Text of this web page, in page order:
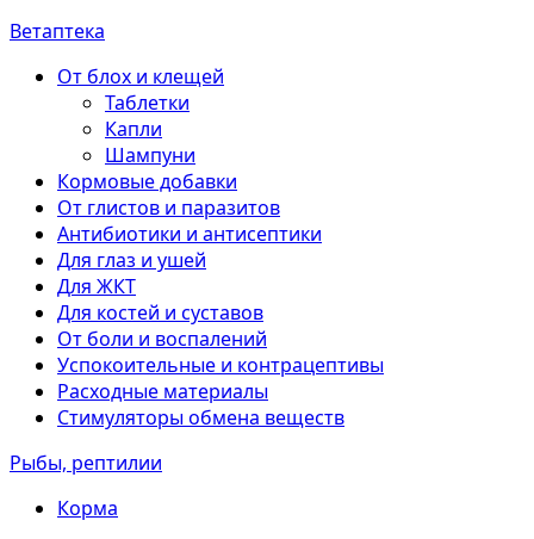
Ветаптека
От блох и клещей
Таблетки
Капли
Шампуни
Кормовые добавки
От глистов и паразитов
Антибиотики и антисептики
Для глаз и ушей
Для ЖКТ
Для костей и суставов
От боли и воспалений
Успокоительные и контрацептивы
Расходные материалы
Стимуляторы обмена веществ
Рыбы, рептилии
Корма